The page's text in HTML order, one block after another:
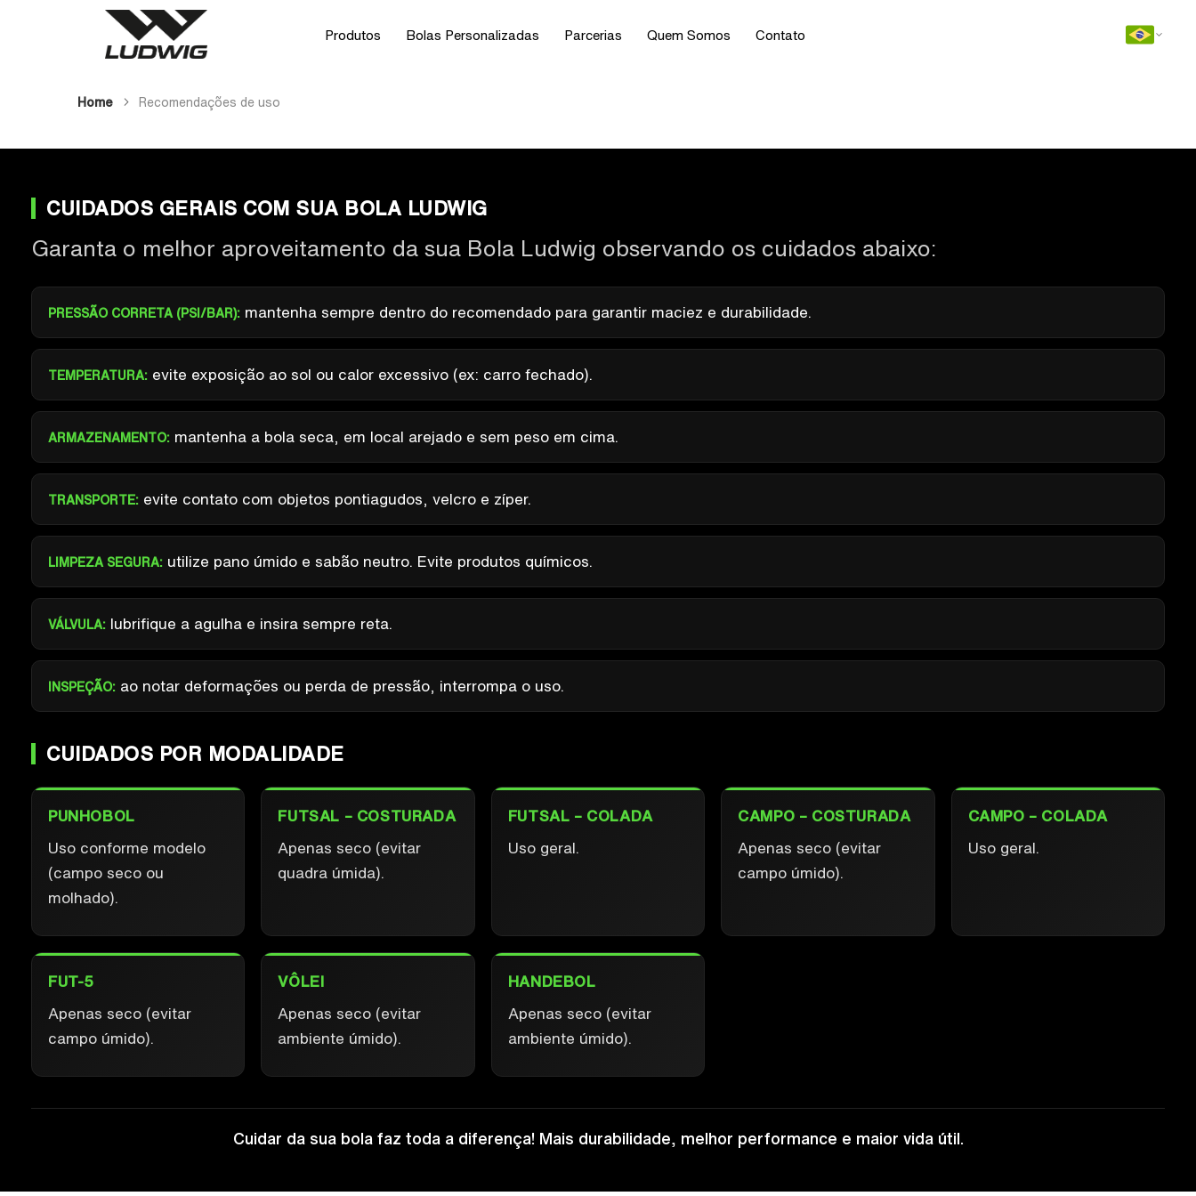
Produtos Bolas Personalizadas Parcerias Quem Somos Contato
Home Recomendações de uso
CUIDADOS GERAIS COM SUA BOLA LUDWIG
Garanta o melhor aproveitamento da sua Bola Ludwig observando os cuidados abaixo:
PRESSÃO CORRETA (PSI/BAR): mantenha sempre dentro do recomendado para garantir maciez e durabilidade.
TEMPERATURA: evite exposição ao sol ou calor excessivo (ex: carro fechado).
ARMAZENAMENTO: mantenha a bola seca, em local arejado e sem peso em cima.
TRANSPORTE: evite contato com objetos pontiagudos, velcro e zíper.
LIMPEZA SEGURA: utilize pano úmido e sabão neutro. Evite produtos químicos.
VÁLVULA: lubrifique a agulha e insira sempre reta.
INSPEÇÃO: ao notar deformações ou perda de pressão, interrompa o uso.
CUIDADOS POR MODALIDADE
PUNHOBOL
Uso conforme modelo
(campo seco ou
molhado).
FUTSAL – COSTURADA
Apenas seco (evitar
quadra úmida).
FUTSAL – COLADA
Uso geral.
CAMPO – COSTURADA
Apenas seco (evitar
campo úmido).
CAMPO – COLADA
Uso geral.
FUT-5
Apenas seco (evitar
campo úmido).
VÔLEI
Apenas seco (evitar
ambiente úmido).
HANDEBOL
Apenas seco (evitar
ambiente úmido).
Cuidar da sua bola faz toda a diferença! Mais durabilidade, melhor performance e maior vida útil.